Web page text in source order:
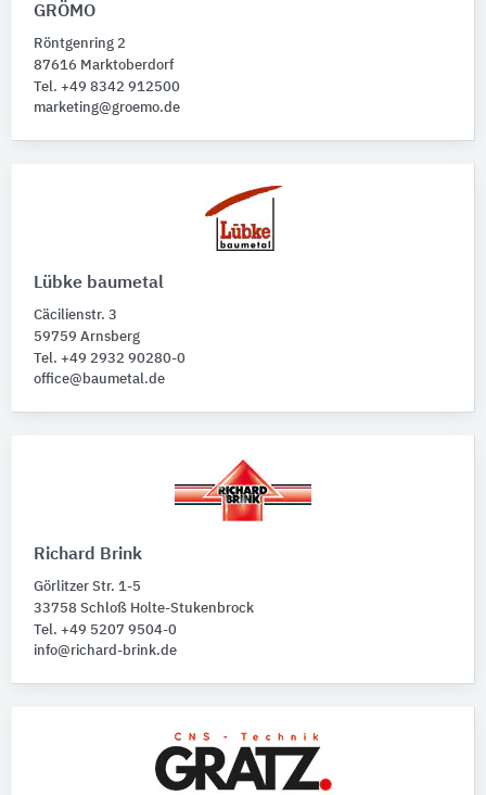
GRÖMO
Röntgenring 2
87616 Marktoberdorf
Tel. +49 8342 912500
marketing@groemo.de
Lübke baumetal
Cäcilienstr. 3
59759 Arnsberg
Tel. +49 2932 90280-0
office@baumetal.de
Richard Brink
Görlitzer Str. 1-5
33758 Schloß Holte-Stukenbrock
Tel. +49 5207 9504-0
info@richard-brink.de